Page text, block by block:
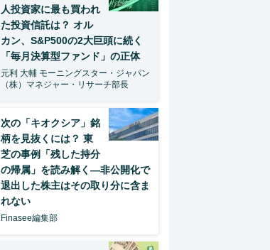
人投資家に最も買われ
た投資信託は？ オル
カン、S&P500の2大巨頭に続く
「毎月決算型ファンド」の正体
元利 大輔 モーニングスター・ジャパン
（株）マネジャー・リサーチ部長
次の「キオクシア」銘
柄を見抜くには？ 東
芝の事例「残した持分
の帰属」を読み解く—非公開化で
退出した株主はその取り分に含ま
れない
Finasee編集部